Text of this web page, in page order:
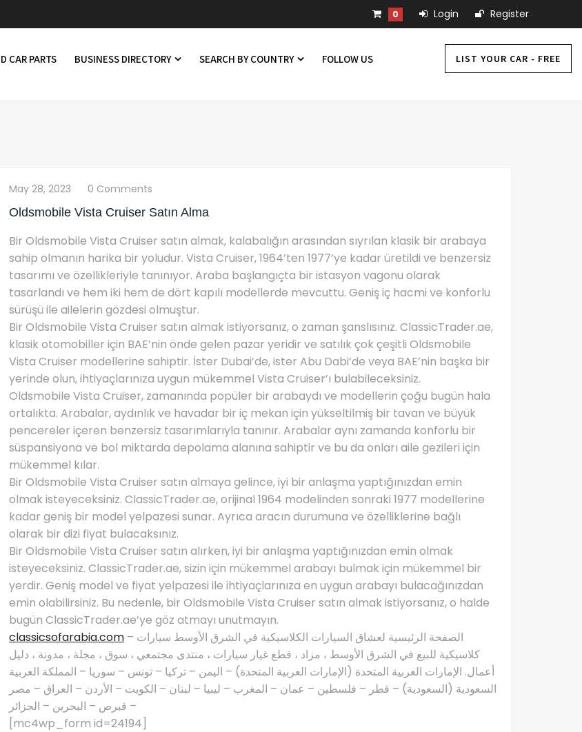
0 Login Register
CAR PARTS BUSINESS DIRECTORY SEARCH BY COUNTRY FOLLOW US LIST YOUR CAR - FREE
May 28, 2023
0 Comments
Oldsmobile Vista Cruiser Satın Alma
Bir Oldsmobile Vista Cruiser satın almak, kalabalığın arasından sıyrılan klasik bir arabaya
sahip olmanın harika bir yoludur. Vista Cruiser, 1964’ten 1977’ye kadar üretildi ve benzersiz
tasarımı ve özellikleriyle tanınıyor. Araba başlangıçta bir istasyon vagonu olarak
tasarlandı ve hem iki hem de dört kapılı modellerde mevcuttu. Geniş iç hacmi ve konforlu
sürüşü ile ailelerin gözdesi olmuştur.
Bir Oldsmobile Vista Cruiser satın almak istiyorsanız, o zaman şanslısınız. ClassicTrader.ae,
klasik otomobiller için BAE’nin önde gelen pazar yeridir ve satılık çok çeşitli Oldsmobile
Vista Cruiser modellerine sahiptir. İster Dubai’de, ister Abu Dabi’de veya BAE’nin başka bir
yerinde olun, ihtiyaçlarınıza uygun mükemmel Vista Cruiser’ı bulabileceksiniz.
Oldsmobile Vista Cruiser, zamanında popüler bir arabaydı ve modellerin çoğu bugün hala
ortalıkta. Arabalar, aydınlık ve havadar bir iç mekan için yükseltilmiş bir tavan ve büyük
pencereler içeren benzersiz tasarımlarıyla tanınır. Arabalar aynı zamanda konforlu bir
süspansiyona ve bol miktarda depolama alanına sahiptir ve bu da onları aile gezileri için
mükemmel kılar.
Bir Oldsmobile Vista Cruiser satın almaya gelince, iyi bir anlaşma yaptığınızdan emin
olmak isteyeceksiniz. ClassicTrader.ae, orijinal 1964 modelinden sonraki 1977 modellerine
kadar geniş bir model yelpazesi sunar. Ayrıca aracın durumuna ve özelliklerine bağlı
olarak bir dizi fiyat bulacaksınız.
Bir Oldsmobile Vista Cruiser satın alırken, iyi bir anlaşma yaptığınızdan emin olmak
isteyeceksiniz. ClassicTrader.ae, sizin için mükemmel arabayı bulmak için mükemmel bir
yerdir. Geniş model ve fiyat yelpazesi ile ihtiyaçlarınıza en uygun arabayı bulacağınızdan
emin olabilirsiniz. Bu nedenle, bir Oldsmobile Vista Cruiser satın almak istiyorsanız, o halde
bugün ClassicTrader.ae’ye göz atmayı unutmayın.
classicsofarabia.com – الصفحة الرئيسية لعشاق السيارات الكلاسيكية في الشرق الأوسط سيارات
كلاسيكية للبيع في الشرق الأوسط ، مزاد ، قطع غيار سيارات ، منتدى مجتمعي ، سوق ، مجلة ، مدونة ، دليل
أعمال. الإمارات العربية المتحدة (الإمارات العربية المتحدة) – اليمن – تركيا – تونس – سوريا – المملكة العربية
السعودية (السعودية) – قطر – فلسطين – عمان – المغرب – ليبيا – لبنان – الكويت – الأردن – العراق – مصر
– قبرص – البحرين – الجزائر
[mc4wp_form id=24194]